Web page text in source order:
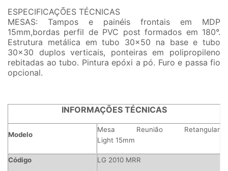
ESPECIFICAÇÕES TÉCNICAS
MESAS: Tampos e painéis frontais em MDP
15mm,bordas perfil de PVC post formados em 180°.
Estrutura metálica em tubo 30x50 na base e tubo
30x30 duplos verticais, ponteiras em polipropileno
rebitadas ao tubo. Pintura epóxi a pó. Furo e passa fio
opcional.
INFORMAÇÕES TÉCNICAS
Modelo
Mesa Reunião Retangular
Light 15mm
Código LG 2010 MRR